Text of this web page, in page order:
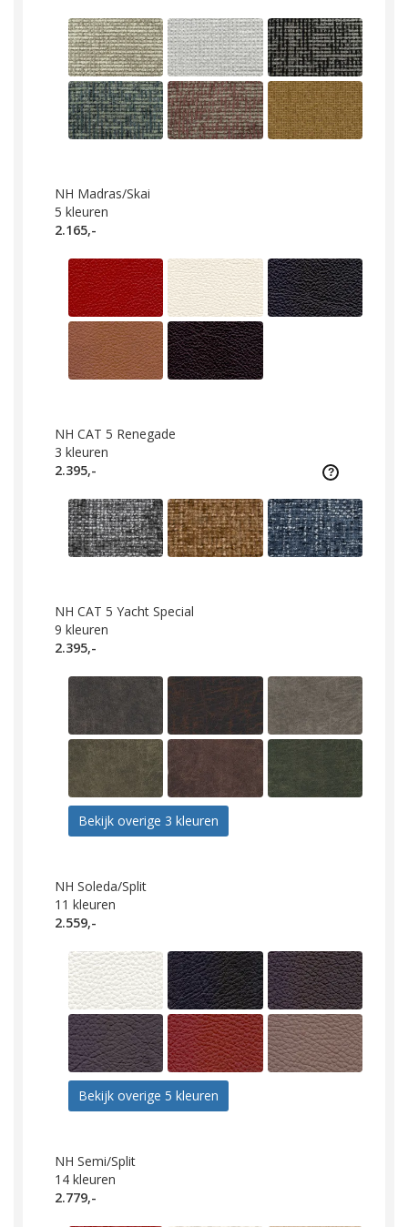
NH Madras/Skai
5 kleuren
2.165,-
NH CAT 5 Renegade
3 kleuren
2.395,-
NH CAT 5 Yacht Special
9 kleuren
2.395,-
Bekijk overige 3 kleuren
NH Soleda/Split
11 kleuren
2.559,-
Bekijk overige 5 kleuren
NH Semi/Split
14 kleuren
2.779,-